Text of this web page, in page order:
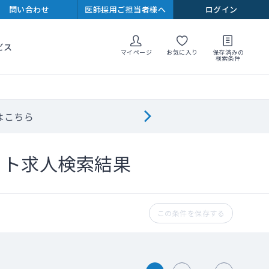
問い合わせ 医師採用ご担当者様へ ログイン
ス マイページ お気に入り 保存済みの
検索条件
ちら
求人検索結果
この条件を保存する